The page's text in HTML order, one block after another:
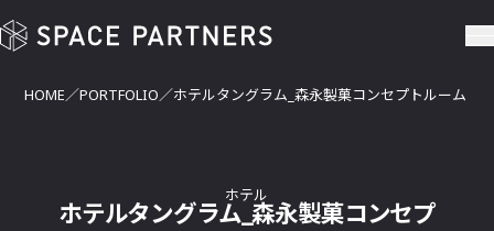
ホテルタングラム_森永製菓コンセプトルーム | SPACE
HOME PORTFOLIO ホテルタングラム_森永製菓コンセプトルーム
ホテル
ホテルタングラム_森永製菓コンセプ